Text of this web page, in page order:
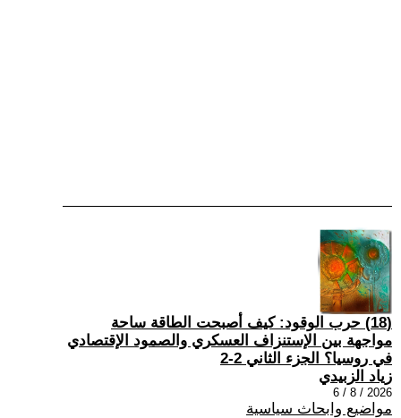
(18) حرب الوقود: كيف أصبحت الطاقة ساحة
مواجهة بين الإستنزاف العسكري والصمود الإقتصادي
في روسيا؟ الجزء الثاني 2-2
زياد الزبيدي
2026 / 8 / 6
مواضيع وابحاث سياسية